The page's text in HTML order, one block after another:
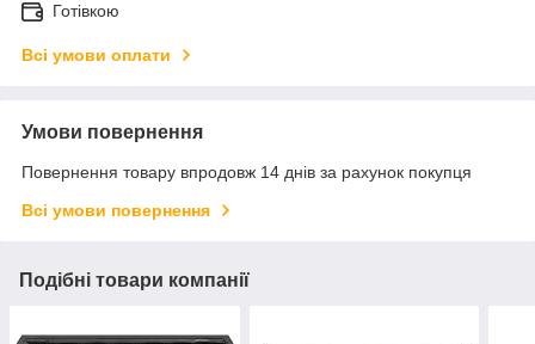
Готівкою
Всі умови оплати
Умови повернення
Повернення товару впродовж 14 днів за рахунок покупця
Всі умови повернення
Подібні товари компанії